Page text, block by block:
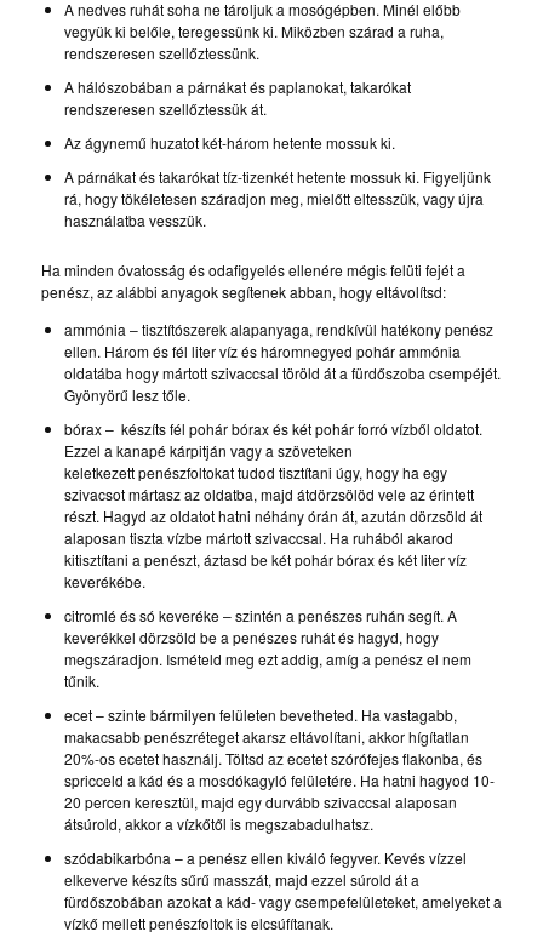
A nedves ruhát soha ne tároljuk a mosógépben. Minél előbb
vegyük ki belőle, teregessünk ki. Miközben szárad a ruha,
rendszeresen szellőztessünk.
A hálószobában a párnákat és paplanokat, takarókat
rendszeresen szellőztessük át.
Az ágynemű huzatot két-három hetente mossuk ki.
A párnákat és takarókat tíz-tizenkét hetente mossuk ki. Figyeljünk
rá, hogy tökéletesen száradjon meg, mielőtt eltesszük, vagy újra
használatba vesszük.
Ha minden óvatosság és odafigyelés ellenére mégis felüti fejét a
penész, az alábbi anyagok segítenek abban, hogy eltávolítsd:
ammónia – tisztítószerek alapanyaga, rendkívül hatékony penész
ellen. Három és fél liter víz és háromnegyed pohár ammónia
oldatába hogy mártott szivaccsal töröld át a fürdőszoba csempéjét.
Gyönyörű lesz tőle.
bórax – készíts fél pohár bórax és két pohár forró vízből oldatot.
Ezzel a kanapé kárpitján vagy a szöveteken
keletkezett penészfoltokat tudod tisztítani úgy, hogy ha egy
szivacsot mártasz az oldatba, majd átdörzsölöd vele az érintett
részt. Hagyd az oldatot hatni néhány órán át, azután dörzsöld át
alaposan tiszta vízbe mártott szivaccsal. Ha ruhából akarod
kitisztítani a penészt, áztasd be két pohár bórax és két liter víz
keverékébe.
citromlé és só keveréke – szintén a penészes ruhán segít. A
keverékkel dörzsöld be a penészes ruhát és hagyd, hogy
megszáradjon. Ismételd meg ezt addig, amíg a penész el nem
tűnik.
ecet – szinte bármilyen felületen bevetheted. Ha vastagabb,
makacsabb penészréteget akarsz eltávolítani, akkor hígítatlan
20%-os ecetet használj. Töltsd az ecetet szórófejes flakonba, és
spricceld a kád és a mosdókagyló felületére. Ha hatni hagyod 10-
20 percen keresztül, majd egy durvább szivaccsal alaposan
átsúrold, akkor a vízkőtől is megszabadulhatsz.
szódabikarbóna – a penész ellen kiváló fegyver. Kevés vízzel
elkeverve készíts sűrű masszát, majd ezzel súrold át a
fürdőszobában azokat a kád- vagy csempefelületeket, amelyeket a
vízkő mellett penészfoltok is elcsúfítanak.